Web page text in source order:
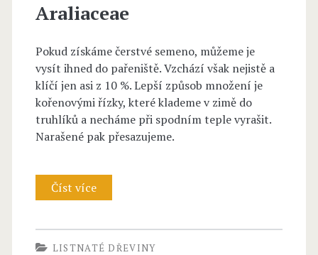
i
u
e
l
–
r
Araliaceae
Pokud získáme čerstvé semeno, můžeme je
vysít ihned do pařeniště. Vzchází však nejistě a
klíčí jen asi z 10 %. Lepší způsob množení je
kořenovými řízky, které klademe v zimě do
truhlíků a necháme při spodním teple vyrašit.
Narašené pak přesazujeme.
Číst víceK
LISTNATÉ DŘEVINY